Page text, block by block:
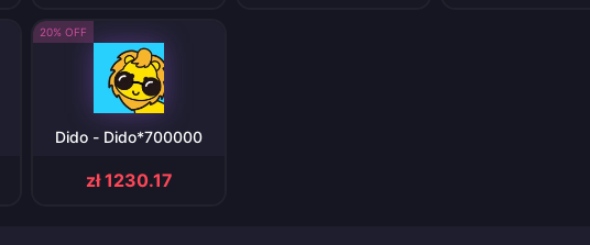
20% OFF
Dido - Dido*700000
zł 1230.17